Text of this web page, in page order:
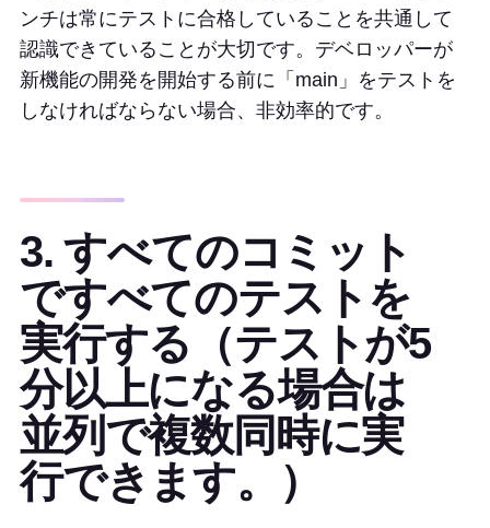
ンチは常にテストに合格していることを共通して
認識できていることが大切です。デベロッパーが
新機能の開発を開始する前に「main」をテストを
しなければならない場合、非効率的です。
3. すべてのコミット
ですべてのテストを
実行する（テストが5
分以上になる場合は
並列で複数同時に実
行できます。）